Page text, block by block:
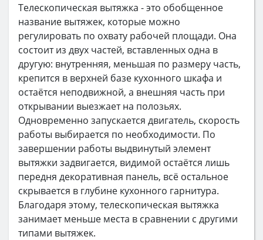
Телескопическая вытяжка - это обобщенное
название вытяжек, которые можно
регулировать по охвату рабочей площади. Она
состоит из двух частей, вставленных одна в
другую: внутренняя, меньшая по размеру часть,
крепится в верхней базе кухонного шкафа и
остаётся неподвижной, а внешняя часть при
открывании выезжает на полозьях.
Одновременно запускается двигатель, скорость
работы выбирается по необходимости. По
завершении работы выдвинутый элемент
вытяжки задвигается, видимой остаётся лишь
передня декоративная панель, всё остальное
скрывается в глубине кухонного гарнитура.
Благодаря этому, телескопическая вытяжка
занимает меньше места в сравнении с другими
типами вытяжек.